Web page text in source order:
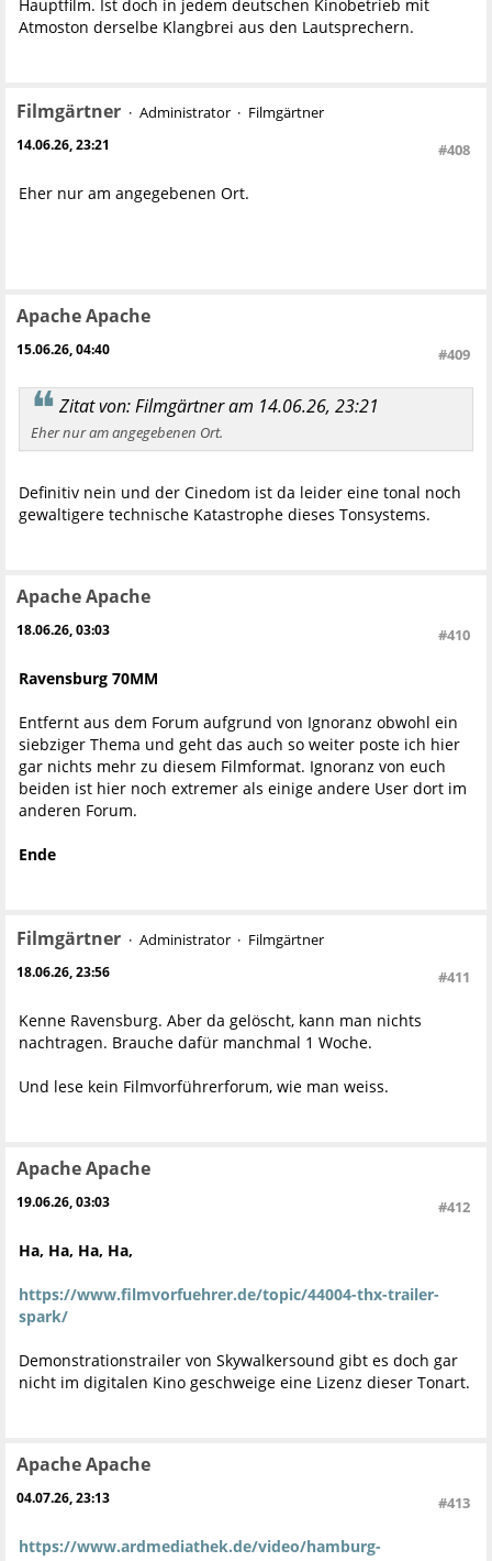
Hauptfilm. Ist doch in jedem deutschen Kinobetrieb mit
Atmoston derselbe Klangbrei aus den Lautsprechern.
Filmgärtner Administrator Filmgärtner
14.06.26, 23:21 #408
Eher nur am angegebenen Ort.
Apache Apache
15.06.26, 04:40 #409
Zitat von: Filmgärtner am 14.06.26, 23:21
Eher nur am angegebenen Ort.
Definitiv nein und der Cinedom ist da leider eine tonal noch
gewaltigere technische Katastrophe dieses Tonsystems.
Apache Apache
18.06.26, 03:03 #410
Ravensburg 70MM
Entfernt aus dem Forum aufgrund von Ignoranz obwohl ein
siebziger Thema und geht das auch so weiter poste ich hier
gar nichts mehr zu diesem Filmformat. Ignoranz von euch
beiden ist hier noch extremer als einige andere User dort im
anderen Forum.
Ende
Filmgärtner Administrator Filmgärtner
18.06.26, 23:56 #411
Kenne Ravensburg. Aber da gelöscht, kann man nichts
nachtragen. Brauche dafür manchmal 1 Woche.
Und lese kein Filmvorführerforum, wie man weiss.
Apache Apache
19.06.26, 03:03 #412
Ha, Ha, Ha, Ha,
https://www.filmvorfuehrer.de/topic/44004-thx-trailer-
spark/
Demonstrationstrailer von Skywalkersound gibt es doch gar
nicht im digitalen Kino geschweige eine Lizenz dieser Tonart.
Apache Apache
04.07.26, 23:13 #413
https://www.ardmediathek.de/video/hamburg-